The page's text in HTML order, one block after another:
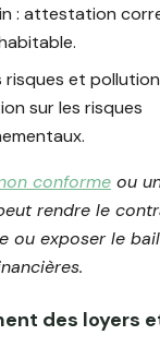
: attestation
et
sur les risques
conforme ou
rendre le
ou exposer le
des loyers